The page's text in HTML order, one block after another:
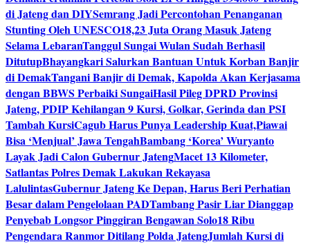
di Jateng dan DIYSemrang Jadi Percontohan Penanganan
Stunting Oleh UNESCO18,23 Juta Orang Masuk Jateng
Selama LebaranTanggul Sungai Wulan Sudah Berhasil
DitutupBhayangkari Salurkan Bantuan Untuk Korban Banjir
di DemakTangani Banjir di Demak, Kapolda Akan Kerjasama
dengan BBWS Perbaiki SungaiHasil Pileg DPRD Provinsi
Jateng, PDIP Kehilangan 9 Kursi, Golkar, Gerinda dan PSI
Tambah KursiCagub Harus Punya Leadership Kuat,Piawai
Bisa ‘Menjual’ Jawa TengahBambang ‘Korea’ Wuryanto
Layak Jadi Calon Gubernur JatengMacet 13 Kilometer,
Satlantas Polres Demak Lakukan Rekayasa
LalulintasGubernur Jateng Ke Depan, Harus Beri Perhatian
Besar dalam Pengelolaan PADTambang Pasir Liar Dianggap
Penyebab Longsor Pinggiran Bengawan Solo18 Ribu
Pengendara Ranmor Ditilang Polda JatengJumlah Kursi di